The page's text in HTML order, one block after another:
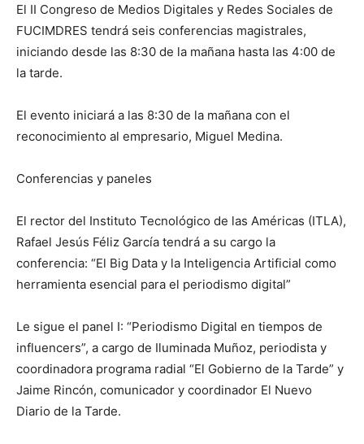
El II Congreso de Medios Digitales y Redes Sociales de
FUCIMDRES tendrá seis conferencias magistrales,
iniciando desde las 8:30 de la mañana hasta las 4:00 de
la tarde.
El evento iniciará a las 8:30 de la mañana con el
reconocimiento al empresario, Miguel Medina.
Conferencias y paneles
El rector del Instituto Tecnológico de las Américas (ITLA),
Rafael Jesús Féliz García tendrá a su cargo la
conferencia: “El Big Data y la Inteligencia Artificial como
herramienta esencial para el periodismo digital”
Le sigue el panel I: “Periodismo Digital en tiempos de
influencers”, a cargo de Iluminada Muñoz, periodista y
coordinadora programa radial “El Gobierno de la Tarde” y
Jaime Rincón, comunicador y coordinador El Nuevo
Diario de la Tarde.